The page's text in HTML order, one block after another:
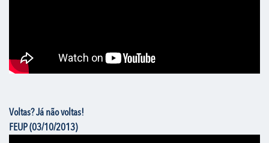
Voltas? Já não voltas!
FEUP (03/10/2013)